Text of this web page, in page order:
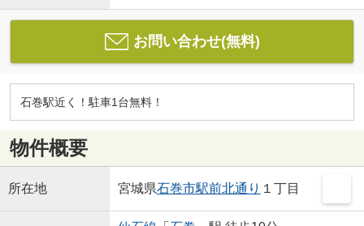
お問い合わせ(無料)
石巻駅近く！駐車1台無料！
物件概要
所在地 宮城県石巻市駅前北通り １丁目